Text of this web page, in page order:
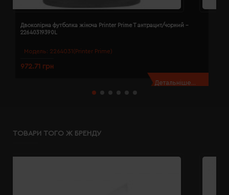
Модель: 2264031(Printer Prime)
Двоколірна футболка жіноча Printer Prime T антрацит/чорний -
22640319390L
972.71 грн
Детальніше...
ТОВАРИ ТОГО Ж БРЕНДУ